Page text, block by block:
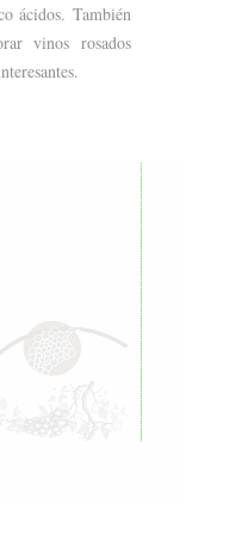
ácidos. También
vinos rosados